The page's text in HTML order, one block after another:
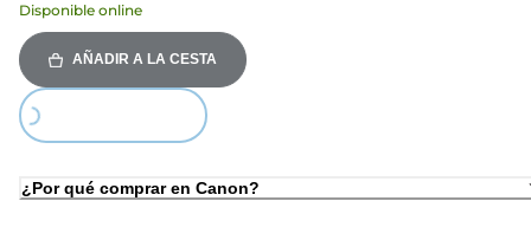
Disponible online
AÑADIR A LA CESTA
Loading...
¿Por qué comprar en Canon?